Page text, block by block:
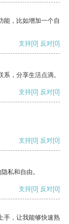
能，比如增加一个自
支持[0] 反对[0]
，分享生活点滴。
支持[0] 反对[0]
支持[0] 反对[0]
私和自由。
支持[0] 反对[0]
手，让我能够快速熟